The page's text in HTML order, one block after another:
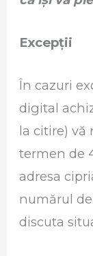
Excepții
În cazuri
digital
la citire) vă
termen de
adresa
numărul de
discuta